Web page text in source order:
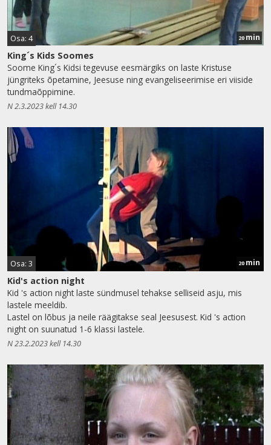
Osa: 4 20 min
King´s Kids Soomes
Soome King´s Kidsi tegevuse eesmärgiks on laste Kristuse
jüngriteks õpetamine, Jeesuse ning evangeliseerimise eri viiside
tundmaõppimine.
N 2.3.2023 kell 14.30
Osa: 3 20 min
Kid's action night
Kid 's action night laste sündmusel tehakse selliseid asju, mis
lastele meeldib.
Lastel on lõbus ja neile räägitakse seal Jeesusest. Kid 's action
night on suunatud 1-6 klassi lastele.
N 23.2.2023 kell 14.30